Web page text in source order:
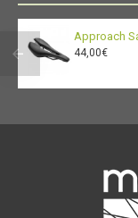
Approach
44,00€